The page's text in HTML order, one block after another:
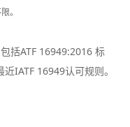
。
括ATF 16949:2016 标
IATF 16949认可规则。